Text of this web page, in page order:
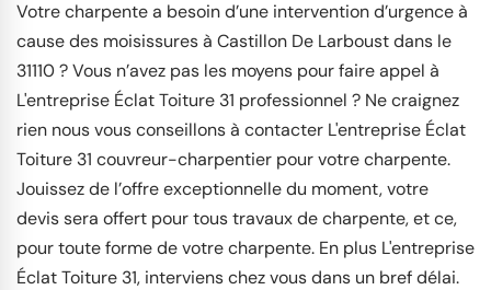
Votre charpente a besoin d’une intervention d’urgence à
cause des moisissures à Castillon De Larboust dans le
31110 ? Vous n’avez pas les moyens pour faire appel à
L'entreprise Éclat Toiture 31 professionnel ? Ne craignez
rien nous vous conseillons à contacter L'entreprise Éclat
Toiture 31 couvreur-charpentier pour votre charpente.
Jouissez de l’offre exceptionnelle du moment, votre
devis sera offert pour tous travaux de charpente, et ce,
pour toute forme de votre charpente. En plus L'entreprise
Éclat Toiture 31, interviens chez vous dans un bref délai.